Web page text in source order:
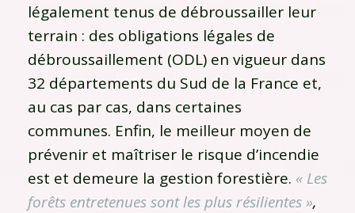
légalement tenus de débroussailler leur
terrain : des obligations légales de
débroussaillement (ODL) en vigueur dans
32 départements du Sud de la France et,
au cas par cas, dans certaines
communes. Enfin, le meilleur moyen de
prévenir et maîtriser le risque d’incendie
est et demeure la gestion forestière. « Les
forêts entretenues sont les plus résilientes »,